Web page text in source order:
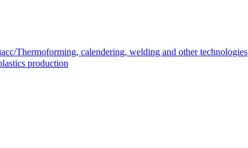
Thermoforming, calendering, welding and other technologies
production